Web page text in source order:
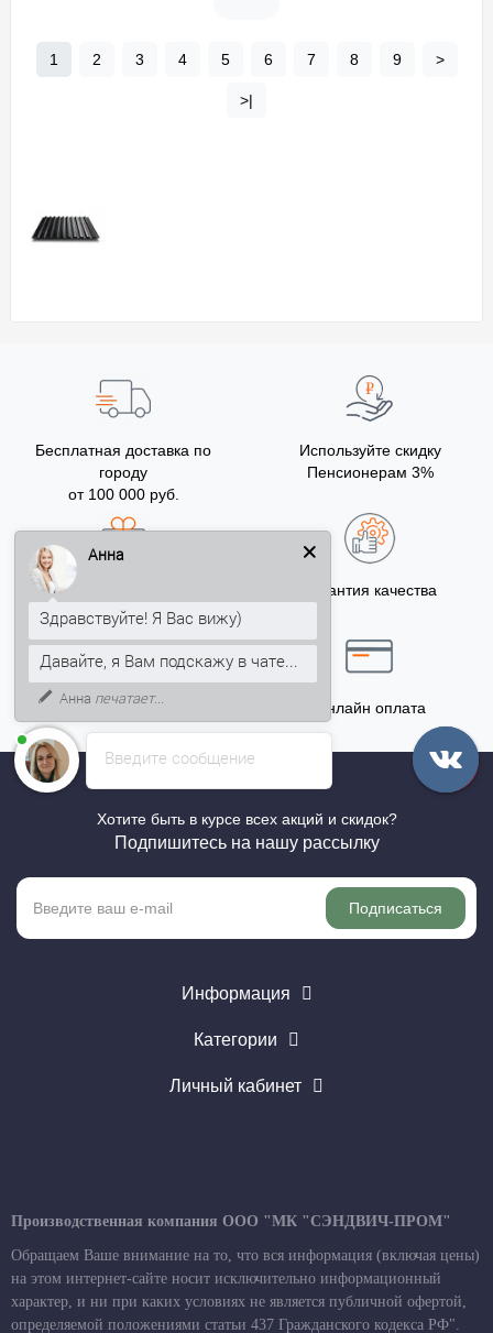
1 2 3 4 5 6 7 8 9 >
>|
Бесплатная доставка по
городу
от 100 000 руб.
Используйте скидку
Пенсионерам 3%
Бонусы за покупку
5% на Ваш счет
Гарантия качества
Точный расчёт Онлайн оплата
Хотите быть в курсе всех акций и скидок?
Подпишитесь на нашу рассылку
Подписаться
Информация
Категории
Личный кабинет
Производственная компания ООО "МК "СЭНДВИЧ-ПРОМ"
Обращаем Ваше внимание на то, что вся информация (включая цены)
на этом интернет-сайте носит исключительно информационный
характер, и ни при каких условиях не является публичной офертой,
определяемой положениями статьи 437 Гражданского кодекса РФ".
Введите сообщение
Анна
Здравствуйте! Я Вас вижу)
Давайте, я Вам подскажу в чате...
Анна печатает...